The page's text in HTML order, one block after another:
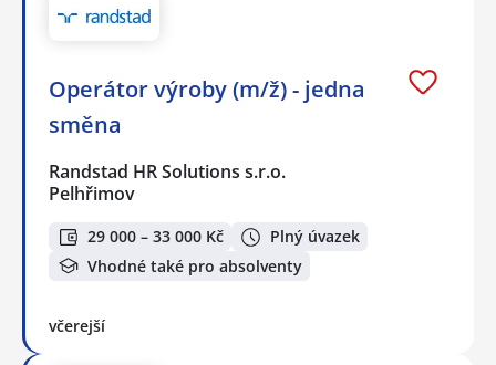
Operátor výroby (m/ž) - jedna
směna
Randstad HR Solutions s.r.o.
Pelhřimov
29 000 – 33 000 Kč
Plný úvazek
Vhodné také pro absolventy
včerejší